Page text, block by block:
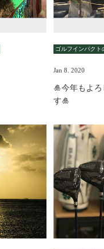
ゴルフインパクト
Jan 8. 2020
🎍今年もよ
す🎍